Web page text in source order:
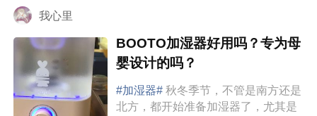
我心里
BOOTO加湿器好用吗？专为母
婴设计的吗？
#加湿器# 秋冬季节，不管是南方还是
北方，都开始准备加湿器了，尤其是